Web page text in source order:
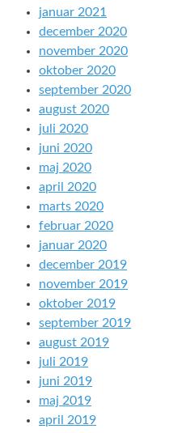
januar 2021
december 2020
november 2020
oktober 2020
september 2020
august 2020
juli 2020
juni 2020
maj 2020
april 2020
marts 2020
februar 2020
januar 2020
december 2019
november 2019
oktober 2019
september 2019
august 2019
juli 2019
juni 2019
maj 2019
april 2019